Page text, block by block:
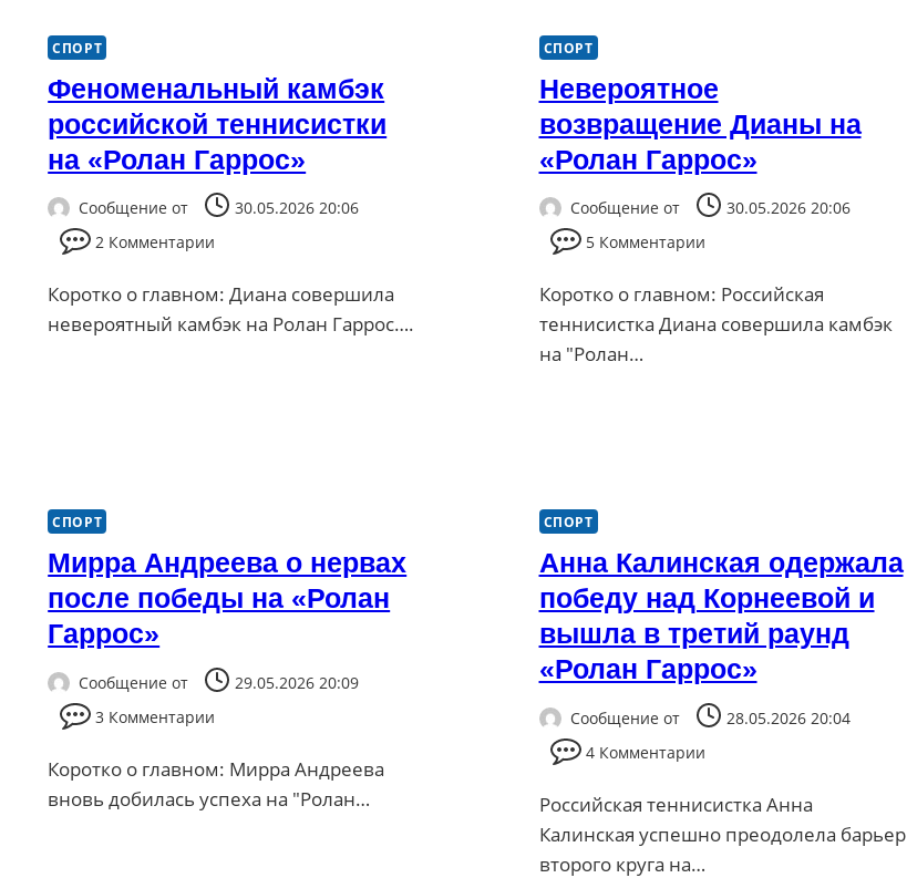
СПОРТ
Феноменальный камбэк
российской теннисистки
на «Ролан Гаррос»
Сообщение от
30.05.2026 20:06
2 Комментарии
Коротко о главном: Диана совершила
невероятный камбэк на Ролан Гаррос….
СПОРТ
Невероятное
возвращение Дианы на
«Ролан Гаррос»
Сообщение от
30.05.2026 20:06
5 Комментарии
Коротко о главном: Российская
теннисистка Диана совершила камбэк
на "Ролан…
СПОРТ
Мирра Андреева о нервах
после победы на «Ролан
Гаррос»
Сообщение от
29.05.2026 20:09
3 Комментарии
Коротко о главном: Мирра Андреева
вновь добилась успеха на "Ролан…
СПОРТ
Анна Калинская одержала
победу над Корнеевой и
вышла в третий раунд
«Ролан Гаррос»
Сообщение от
28.05.2026 20:04
4 Комментарии
Российская теннисистка Анна
Калинская успешно преодолела барьер
второго круга на…